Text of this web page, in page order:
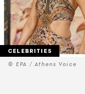
© EPA / Athens Voice
CELEBRITIES